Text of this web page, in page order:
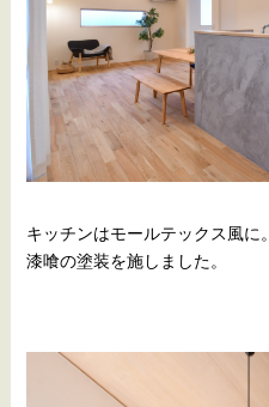
キッチンはモールテックス風に。
漆喰の塗装を施しました。